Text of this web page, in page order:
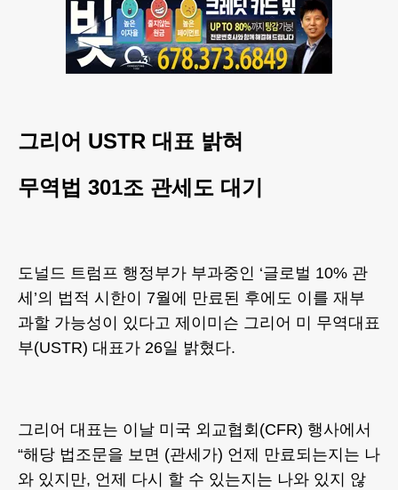
그리어 USTR 대표 밝혀
무역법 301조 관세도 대기
도널드 트럼프 행정부가 부과중인 ‘글로벌 10% 관
세’의 법적 시한이 7월에 만료된 후에도 이를 재부
과할 가능성이 있다고 제이미슨 그리어 미 무역대표
부(USTR) 대표가 26일 밝혔다.
그리어 대표는 이날 미국 외교협회(CFR) 행사에서
“해당 법조문을 보면 (관세가) 언제 만료되는지는 나
와 있지만, 언제 다시 할 수 있는지는 나와 있지 않